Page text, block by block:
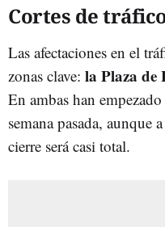
Cortes de
Las afectaciones en el
zonas clave: la Plaza de
En ambas han
semana pasada, aunque
cierre será casi total.